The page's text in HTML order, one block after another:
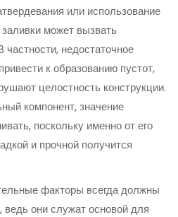
или использование
может вызвать
недостаточное
к образованию пустот,
целостность конструкции.
компонент, значение
поскольку именно от его
и прочной получится
факторы всегда должны
ведь они служат основой для